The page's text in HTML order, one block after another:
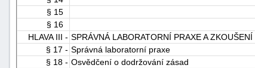
§ 15
§ 16
HLAVA III - SPRÁVNÁ LABORATORNÍ PRAXE A ZKOUŠENÍ
§ 17 - Správná laboratorní praxe
§ 18 - Osvědčení o dodržování zásad